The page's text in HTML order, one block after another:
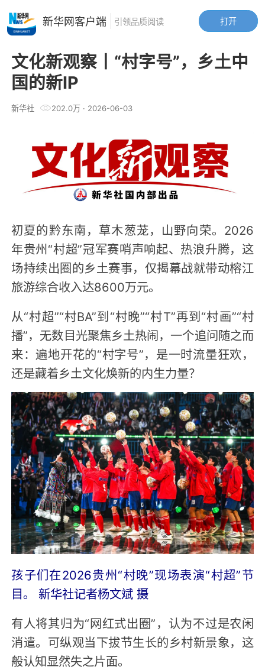
文化新观察丨“村字号”，乡土中
国的新IP
新华社 202.0万· 2026-06-03
初夏的黔东南，草木葱茏，山野向荣。2026
年贵州“村超”冠军赛哨声响起、热浪升腾，这
场持续出圈的乡土赛事，仅揭幕战就带动榕江
旅游综合收入达8600万元。
从“村超”“村BA”到“村晚”“村T”再到“村画”“村
播”，无数目光聚焦乡土热闹，一个追问随之而
来：遍地开花的“村字号”，是一时流量狂欢，
还是藏着乡土文化焕新的内生力量？
孩子们在2026贵州“村晚”现场表演“村超”节
目。 新华社记者杨文斌 摄
有人将其归为“网红式出圈”，认为不过是农闲
消遣。可纵观当下拔节生长的乡村新景象，这
般认知显然失之片面。
打开
新华网客户端 引领品质阅读